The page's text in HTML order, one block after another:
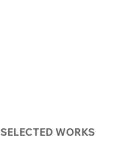
SELECTED WORKS